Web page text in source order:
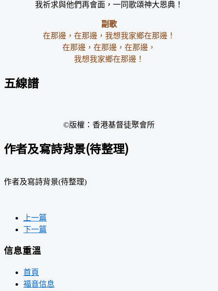
我祈求與他們再會面，一同歌頌神大恩典！
副歌
在那邊，在那邊，我想我家鄉在那邊！
在那邊，在那邊，在那邊，
我想我家鄉在那邊！
五線譜
©版權：香港基督徒聚會所
作者及寫詩背景(待整理)
作者及寫詩背景(待整理)
上一篇
下一篇
信息重溫
首頁
福音信息